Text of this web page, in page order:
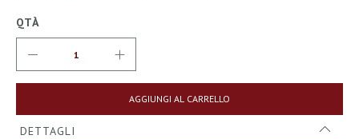
QTÀ
AGGIUNGI AL CARRELLO
DETTAGLI